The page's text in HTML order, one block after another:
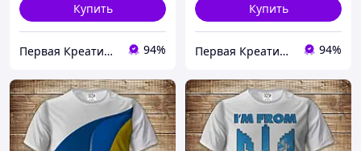
Купить
Первая Креативная Мануфактура PERFECTUS - Производство одежды и декора с 3D принтами на заказ 94%
Купить
Первая Креативная Мануфактура PERFECTUS - Производство одежды и декора с 3D принтами на заказ 94%